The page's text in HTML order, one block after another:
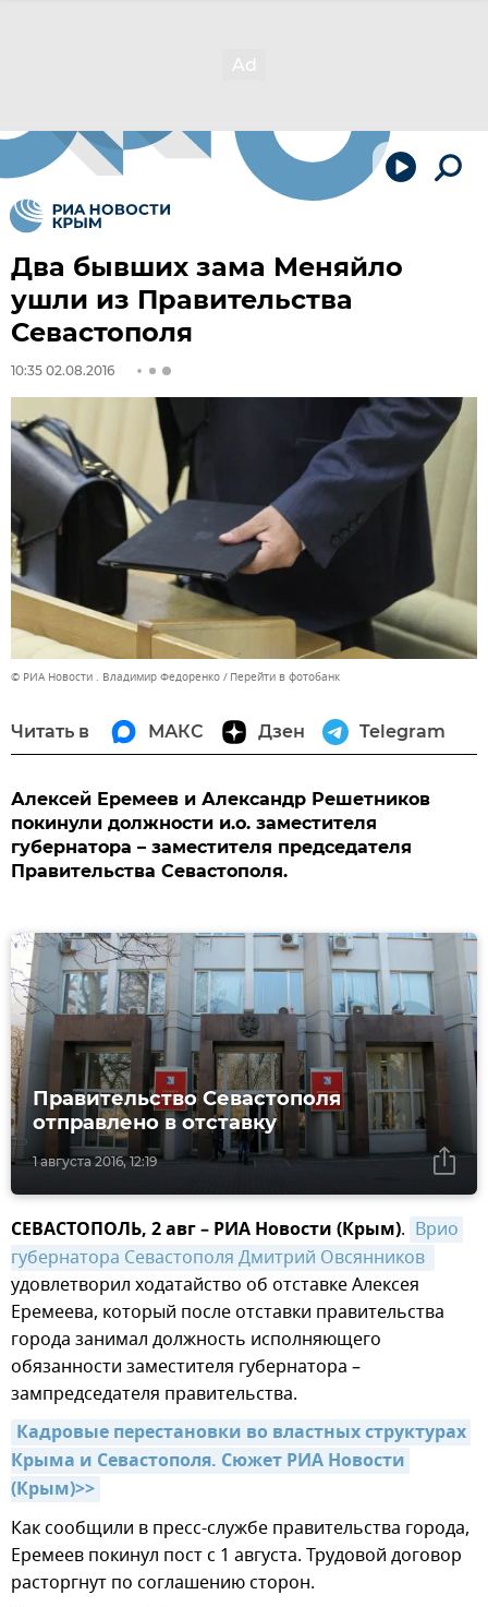
Два бывших зама Меняйло
ушли из Правительства
Севастополя
10:35 02.08.2016
© РИА Новости . Владимир Федоренко Перейти в фотобанк
Читать в МАКС Дзен Telegram
Алексей Еремеев и Александр Решетников
покинули должности и.о. заместителя
губернатора – заместителя председателя
Правительства Севастополя.
1 августа 2016, 12:19
Правительство Севастополя
отправлено в отставку
СЕВАСТОПОЛЬ, 2 авг – РИА Новости (Крым). Врио
удовлетворил ходатайство об отставке Алексея
Еремеева, который после отставки правительства
города занимал должность исполняющего
обязанности заместителя губернатора –
зампредседателя правительства.
Кадровые перестановки во властных структурах
Крыма и Севастополя. Сюжет РИА Новости
(Крым)>>
Как сообщили в пресс-службе правительства города,
Еремеев покинул пост с 1 августа. Трудовой договор
расторгнут по соглашению сторон.